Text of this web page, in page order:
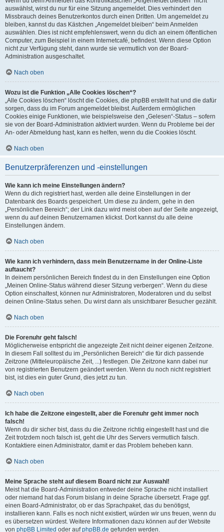
auswählst, wirst du nur für eine Sitzung angemeldet. Dies verhindert den
Missbrauch deines Benutzerkontos durch einen Dritten. Um angemeldet zu
bleiben, kannst du das Kästchen „Angemeldet bleiben“ beim Anmelden
auswählen. Dies ist nicht empfehlenswert, wenn du dich an einem öffentlichen
Computer, zum Beispiel in einem Internetcafé, befindest. Wenn diese Option
nicht zur Verfügung steht, dann wurde sie vermutlich von der Board-
Administration ausgeschaltet.
Nach oben
Wozu ist die Funktion „Alle Cookies löschen“?
„Alle Cookies löschen“ löscht die Cookies, die phpBB erstellt hat und die dafür
sorgen, dass du im Forum angemeldet bleibst. Außerdem ermöglichen
Cookies einige Funktionen, wie beispielsweise den „Gelesen“-Status – sofern
sie von der Board-Administration aktiviert wurden. Wenn du Probleme bei der
An- oder Abmeldung hast, kann es helfen, wenn du die Cookies löscht.
Nach oben
Benutzerpräferenzen und -einstellungen
Wie kann ich meine Einstellungen ändern?
Wenn du dich registriert hast, werden alle deine Einstellungen in der
Datenbank des Boards gespeichert. Um diese zu ändern, gehe in den
„Persönlichen Bereich“; der Link dazu wird meist oben auf der Seite angezeigt,
wenn du auf deinen Benutzernamen klickst. Dort kannst du alle deine
Einstellungen ändern.
Nach oben
Wie kann ich verhindern, dass mein Benutzername in der Online-Liste
auftaucht?
In deinem persönlichen Bereich findest du in den Einstellungen eine Option
„Meinen Online-Status während dieser Sitzung verbergen“. Wenn du diese
Option einschaltest, können nur Administratoren, Moderatoren und du selbst
deinen Online-Status sehen. Du wirst dann als unsichtbarer Besucher gezählt.
Nach oben
Die Forenuhr geht falsch!
Möglicherweise entspricht die angezeigte Zeit nicht deiner eigenen Zeitzone.
In diesem Fall solltest du im „Persönlichen Bereich“ die für dich passende
Zeitzone (Mitteleuropäische Zeit, ...) festlegen. Die Zeitzone kann dabei nur
von registrierten Benutzern geändert werden. Wenn du noch nicht registriert
bist, ist dies ein guter Grund, dies jetzt zu tun.
Nach oben
Ich habe die Zeitzone eingestellt, aber die Forenuhr geht immer noch
falsch!
Wenn du dir sicher bist, dass du die Zeitzone richtig eingestellt hast und die
Zeit trotzdem noch falsch ist, geht die Uhr des Servers vermutlich falsch.
Kontaktiere einen Administrator, damit er das Problem beheben kann.
Nach oben
Meine Sprache steht auf diesem Board nicht zur Auswahl!
Meist hat die Board-Administration entweder deine Sprache nicht installiert
oder niemand hat das Forum bislang in deine Sprache übersetzt. Frage ggf.
einen Board-Administrator, ob er das Sprachpaket, das du benötigst,
installieren kann. Falls es noch nicht existiert, würden wir uns freuen, wenn du
es übersetzen würdest. Weitere Informationen dazu können auf der Website
von phpBB Limited oder aufphpBB.de gefunden werden.